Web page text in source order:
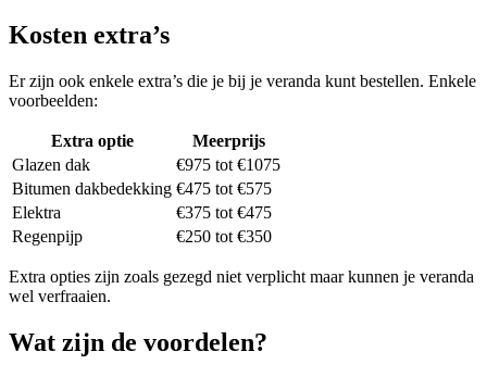
Kosten extra’s
Er zijn ook enkele extra’s die je bij je veranda kunt bestellen. Enkele
voorbeelden:
Extra optie
Meerprijs
Glazen dak
€975 tot €1075
Bitumen dakbedekking €475 tot €575
Elektra
€375 tot €475
Regenpijp
€250 tot €350
Extra opties zijn zoals gezegd niet verplicht maar kunnen je veranda
wel verfraaien.
Wat zijn de voordelen?